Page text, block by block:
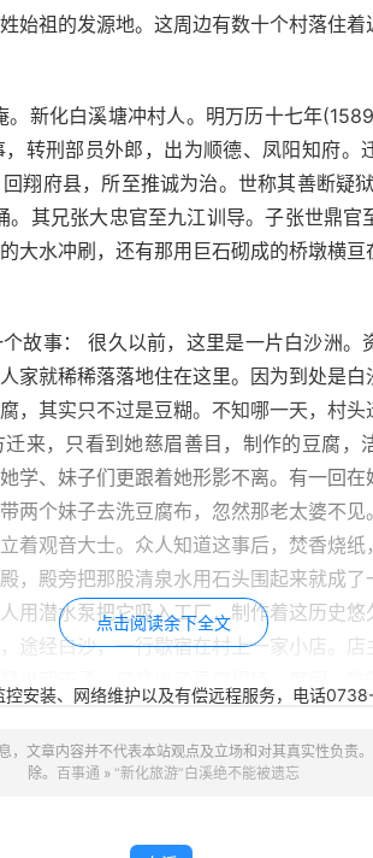
始祖的发源地。这周边有数十个村落住
。新化白溪塘冲村人。明万历十七年
转刑部员外郎，出为顺德、凤阳知府。
翔府县，所至推诚为治。世称其善断疑
。其兄张大忠官至九江训导。子张世鼎
大水冲刷，还有那用巨石砌成的桥墩横
故事： 很久以前，这里是一片白沙洲。
家就稀稀落落地住在这里。因为到处是白
，其实只不过是豆糊。不知哪一天，村
来，只看到她慈眉善目，制作的豆腐，
学、妹子们更跟着她形影不离。有一回
两个妹子去洗豆腐布，忽然那老太婆不
着观音大士。众人知道这事后，焚香烧
，殿旁把那股清泉水用石头围起来就成
用潜水泵把它吸入工厂，制作着这历史悠
途经白沙，一行歇宿在村上一家小店。
欢喜，在此歇了九宿。临走，他吩咐左右
：“你可晓得，这是当今天子的手笔。”众
点击阅读余下全文
控安装、网络维护以及有偿远程服务，电话
，文章内容并不代表本站观点及立场和对其真实性负责
除。 百事通 » “新化旅游”白溪绝不能被遗忘